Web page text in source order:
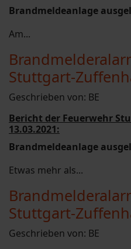
Brandmeldeanlage
Am...
Stuttgart-
Geschrieben von: BE
Bericht der Feuerwehr
13.03.2021:
Brandmeldeanlage
Etwas mehr als...
Stuttgart-
Geschrieben von: BE